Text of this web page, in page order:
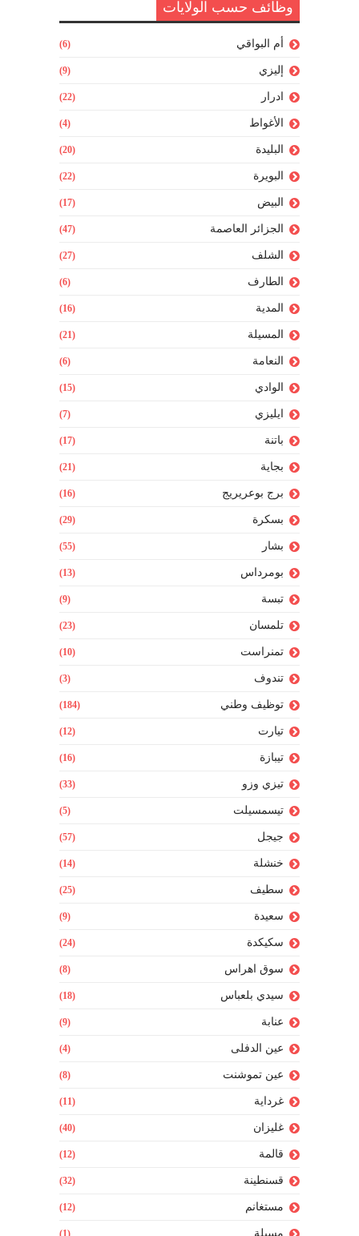
وظائف حسب الولايات
أم البواقي (6)
إليزي (9)
ادرار (22)
الأغواط (4)
البليدة (20)
البويرة (22)
البيض (17)
الجزائر العاصمة (47)
الشلف (27)
الطارف (6)
المدية (16)
المسيلة (21)
النعامة (6)
الوادي (15)
ايليزي (7)
باتنة (17)
بجاية (21)
برج بوعريريج (16)
بسكرة (29)
بشار (55)
بومرداس (13)
تبسة (9)
تلمسان (23)
تمنراست (10)
تندوف (3)
توظيف وطني (184)
تيارت (12)
تيبازة (16)
تيزي وزو (33)
تيسمسيلت (5)
جيجل (57)
خنشلة (14)
سطيف (25)
سعيدة (9)
سكيكدة (24)
سوق اهراس (8)
سيدي بلعباس (18)
عنابة (9)
عين الدفلى (4)
عين تموشنت (8)
غرداية (11)
غليزان (40)
قالمة (12)
قسنطينة (32)
مستغانم (12)
مسيلة (1)